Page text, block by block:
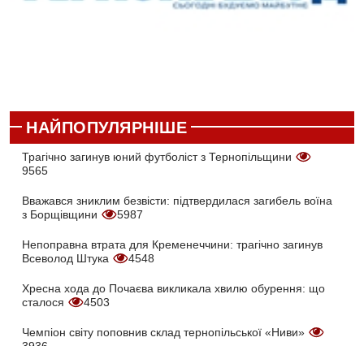
НАЙПОПУЛЯРНІШЕ
Трагічно загинув юний футболіст з Тернопільщини
9565
Вважався зниклим безвісти: підтвердилася загибель воїна
з Борщівщини
5987
Непоправна втрата для Кременеччини: трагічно загинув
Всеволод Штука
4548
Хресна хода до Почаєва викликала хвилю обурення: що
сталося
4503
Чемпіон світу поповнив склад тернопільської «Ниви»